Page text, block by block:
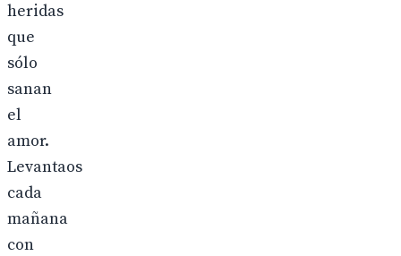
heridas
que
sólo
sanan
el
amor.
Levantaos
cada
mañana
con